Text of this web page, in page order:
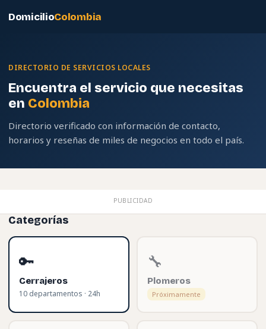
DomicilioColombia
DIRECTORIO DE SERVICIOS LOCALES
Encuentra el servicio que necesitas
en Colombia
Directorio verificado con información de contacto,
horarios y reseñas de miles de negocios en todo el país.
PUBLICIDAD
Categorías
🔑
Cerrajeros
10 departamentos · 24h
🔧
Plomeros
Próximamente